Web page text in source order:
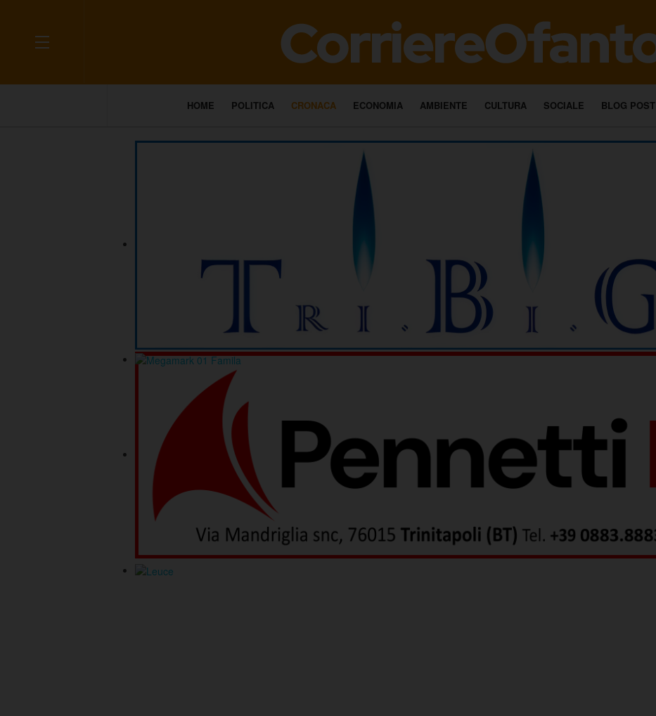
HOME POLITICA CRONACA ECONOMIA AMBIENTE CULTURA SOCIALE BLOG POST